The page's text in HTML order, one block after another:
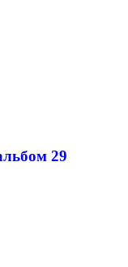
29